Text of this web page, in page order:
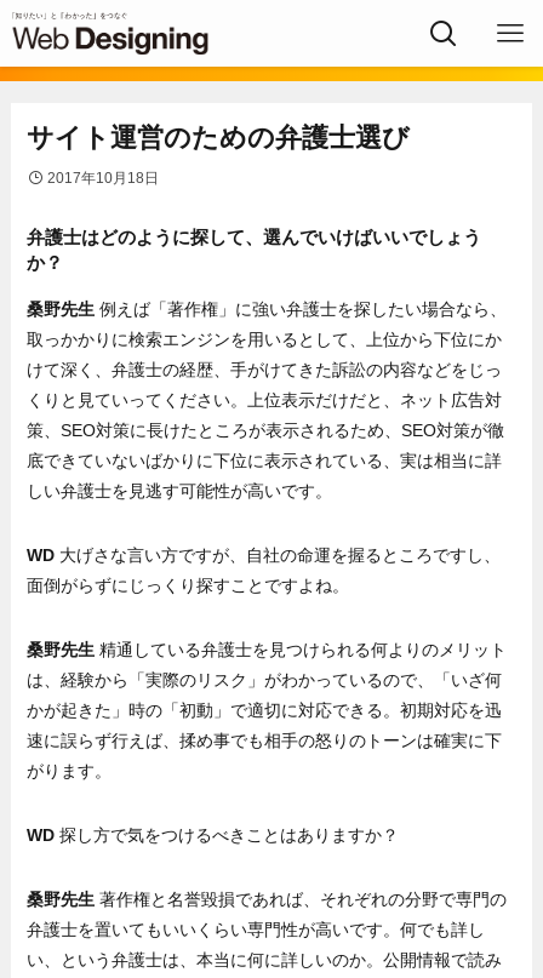
サイト運営のための弁護士選び
2017年10月18日
弁護士はどのように探して、選んでいけばいいでしょう
か？
桑野先生 例えば「著作権」に強い弁護士を探したい場合なら、
取っかかりに検索エンジンを用いるとして、上位から下位にか
けて深く、弁護士の経歴、手がけてきた訴訟の内容などをじっ
くりと見ていってください。上位表示だけだと、ネット広告対
策、SEO対策に長けたところが表示されるため、SEO対策が徹
底できていないばかりに下位に表示されている、実は相当に詳
しい弁護士を見逃す可能性が高いです。
WD 大げさな言い方ですが、自社の命運を握るところですし、
面倒がらずにじっくり探すことですよね。
桑野先生 精通している弁護士を見つけられる何よりのメリット
は、経験から「実際のリスク」がわかっているので、「いざ何
かが起きた」時の「初動」で適切に対応できる。初期対応を迅
速に誤らず行えば、揉め事でも相手の怒りのトーンは確実に下
がります。
WD 探し方で気をつけるべきことはありますか？
桑野先生 著作権と名誉毀損であれば、それぞれの分野で専門の
弁護士を置いてもいいくらい専門性が高いです。何でも詳し
い、という弁護士は、本当に何に詳しいのか。公開情報で読み